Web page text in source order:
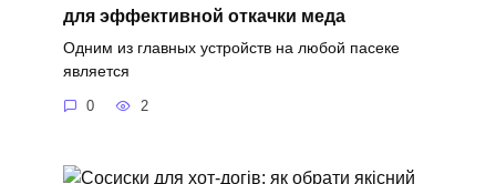
для эффективной откачки меда
Одним из главных устройств на любой пасеке
является
0 2